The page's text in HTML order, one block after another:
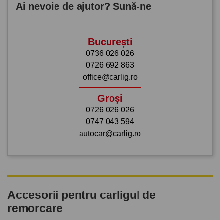
Ai nevoie de ajutor? Sună-ne
București
0736 026 026
0726 692 863
office@carlig.ro
Groși
0726 026 026
0747 043 594
autocar@carlig.ro
Accesorii pentru carligul de
remorcare